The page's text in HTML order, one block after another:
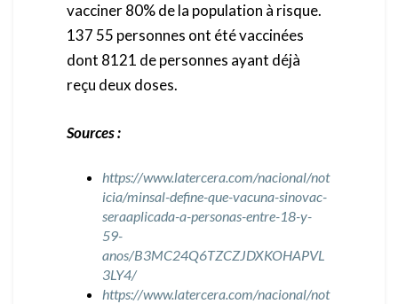
vacciner 80% de la population à risque.
137 55 personnes ont été vaccinées
dont 8121 de personnes ayant déjà
reçu deux doses.
Sources :
https://www.latercera.com/nacional/not
icia/minsal-define-que-vacuna-sinovac-
seraaplicada-a-personas-entre-18-y-
59-
anos/B3MC24Q6TZCZJDXKOHAPVL
3LY4/
https://www.latercera.com/nacional/not